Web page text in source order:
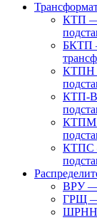
КТП —
БКТП
КТПН
КТП-
КТПМ
КТПС
ВРУ —
ГРЩ —
ШРНН